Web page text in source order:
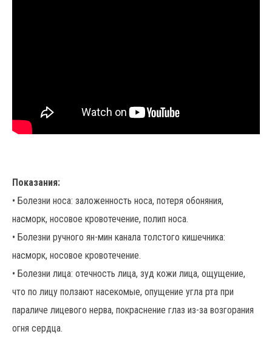
Показания:
• Болезни носа: заложенность носа, потеря обоняния,
насморк, носовое кровотечение, полип носа.
• Болезни ручного ян-мин канала толстого кишечника:
насморк, носовое кровотечение.
• Болезни лица: отечность лица, зуд кожи лица, ощущение,
что по лицу ползают насекомые, опущение угла рта при
параличе лицевого нерва, покраснение глаз из-за возгорания
огня сердца.